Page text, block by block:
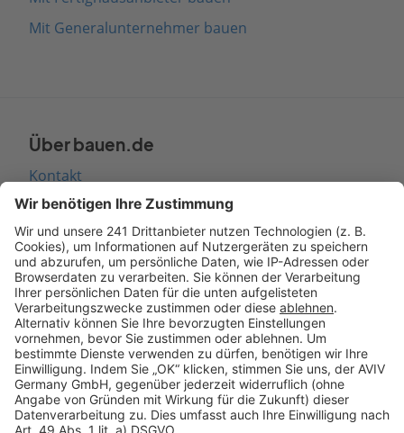
Mit Generalunternehmer bauen
Über bauen.de
Kontakt
Seitenaufbau
Barrierefreiheit
Cookie Einstellungen
Rechtliches
AGB-Übersicht
Datenschutz
Impressum